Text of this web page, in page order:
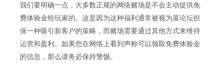
我们要明确一点，大多数正规的网络赌场是不会主动提供免
费体验金给玩家的。这是因为这种福利通常被视为菜论坛担
保一种吸引新客户的策略，而赌场需要通过其他方式来维持
运营和盈利。如果您在网络上看到声称可以领取免费体验金
的信息，那么请务必保持警惕。